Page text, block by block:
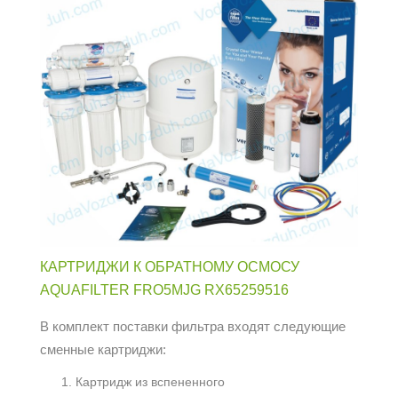
КАРТРИДЖИ К ОБРАТНОМУ ОСМОСУ
AQUAFILTER FRO5MJG RX65259516
В комплект поставки фильтра входят следующие
сменные картриджи:
Картридж из вспененного